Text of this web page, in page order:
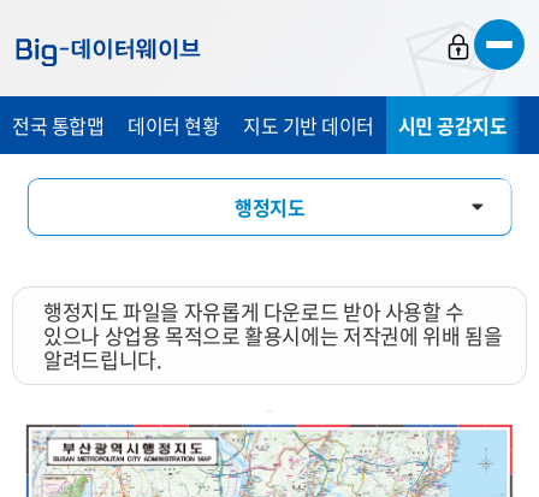
가
기
가
기
가
기
전국 통합맵 데이터 현황 지도 기반 데이터 시민 공감지도
행정지도
지도 활용 서비스
행정지도 파일을 자유롭게 다운로드 받아 사용할 수
있으나 상업용 목적으로 활용시에는 저작권에 위배 됨을
알려드립니다.